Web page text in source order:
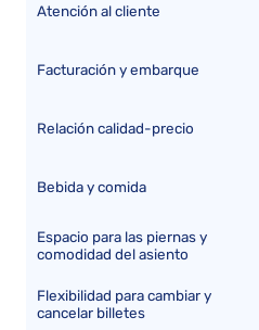
Atención al cliente
Facturación y embarque
Relación calidad-precio
Bebida y comida
Espacio para las piernas y
comodidad del asiento
Flexibilidad para cambiar y
cancelar billetes